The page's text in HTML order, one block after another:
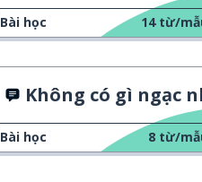
đồ vật; đồ
qua
Bài học 14 từ/
Không có gì ngạc nhiên khi bạn độc
Bài học 8 từ/